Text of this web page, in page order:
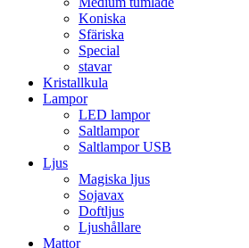
Koniska
Sfäriska
Special
stavar
Kristallkula
Lampor
LED lampor
Saltlampor
Saltlampor USB
Ljus
Magiska ljus
Sojavax
Doftljus
Ljushållare
Mattor